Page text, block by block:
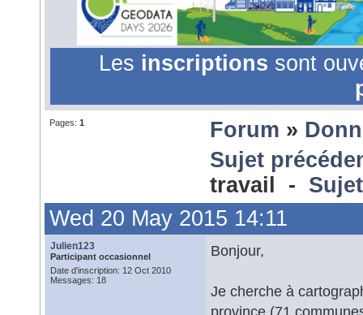
Les inscriptions sont
Pages: 1 Forum »
Sujet
travail -
Wed 20 May 2015 14:11
Julien123
Participant occasionnel
Date d'inscription: 12 Oct 2010
Messages: 18
Bonjour,
Je cherche à
province (71